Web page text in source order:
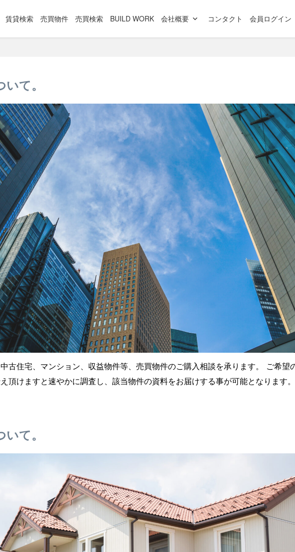
賃貸検索 売買物件 売買検索 BUILD WORK 会社概要 コンタクト 会員ログイン
て。
古住宅、マンション、収益物件等、売買物件のご購入相談を承ります。 ご希望
頂けますと速やかに調査し、該当物件の資料をお届けする事が可能となります
て。